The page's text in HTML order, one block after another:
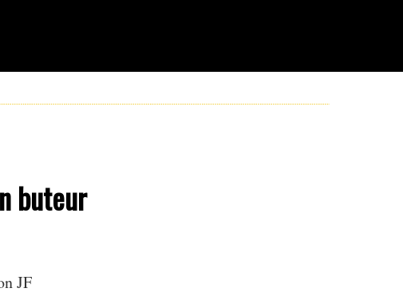
buteur
JF